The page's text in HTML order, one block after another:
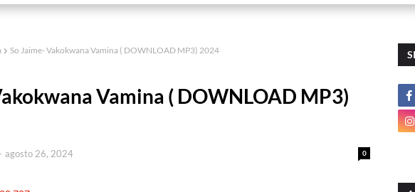
So Jaime- Vakokwana Vamina ( DOWNLOAD MP3) 2024
Vamina ( DOWNLOAD MP3)
0
agosto 26, 2024